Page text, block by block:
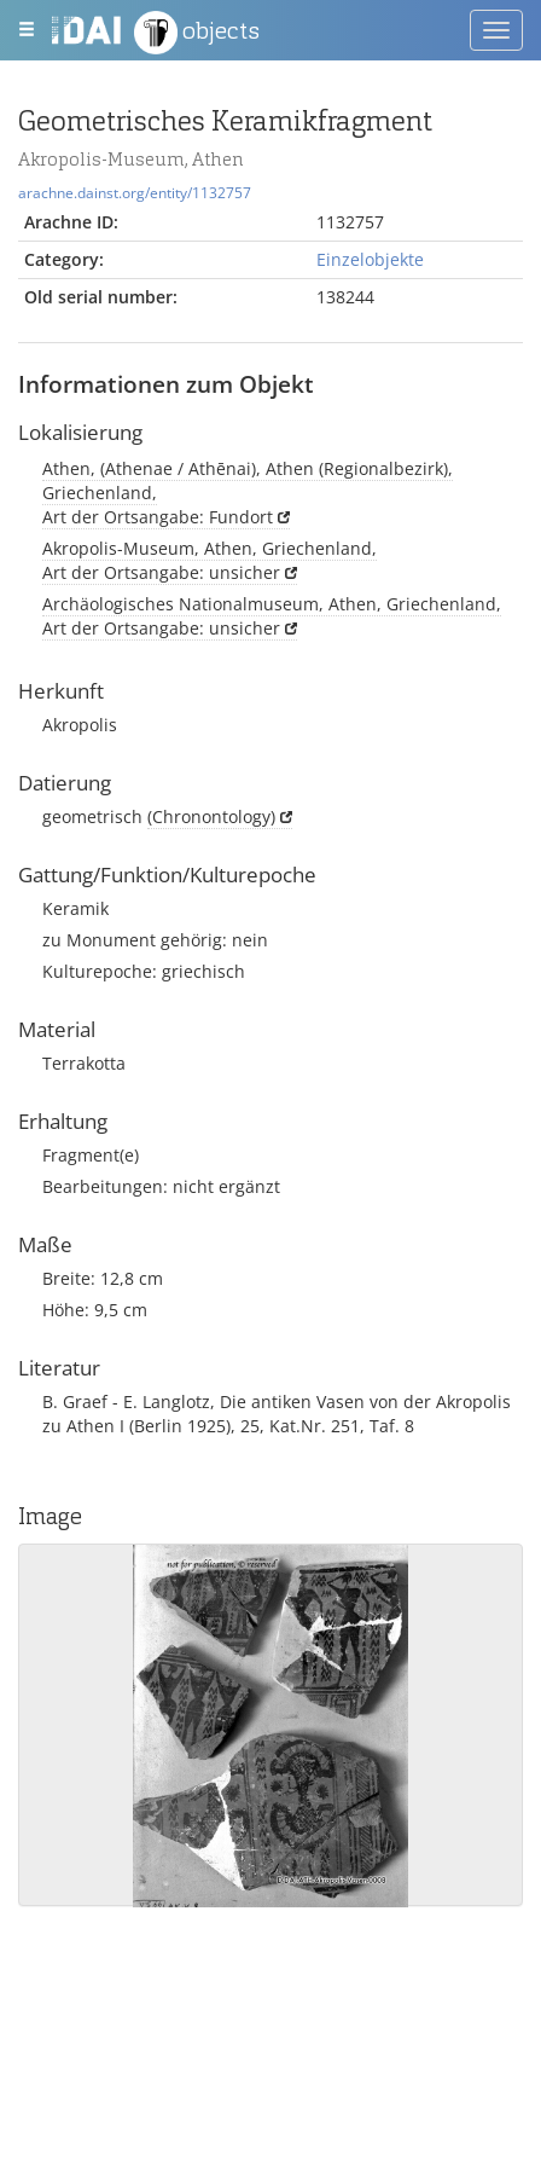
objects
Geometrisches Keramikfragment
Akropolis-Museum, Athen
arachne.dainst.org/entity/1132757
Arachne ID:
1132757
Category:
Einzelobjekte
Old serial number:
138244
Informationen zum Objekt
Lokalisierung
Athen, (Athenae / Athēnai), Athen (Regionalbezirk),
Griechenland,
Art der Ortsangabe: Fundort
Akropolis-Museum, Athen, Griechenland,
Art der Ortsangabe: unsicher
Archäologisches Nationalmuseum, Athen, Griechenland,
Art der Ortsangabe: unsicher
Herkunft
Akropolis
Datierung
geometrisch (Chronontology)
Gattung/Funktion/Kulturepoche
Keramik
zu Monument gehörig: nein
Kulturepoche: griechisch
Material
Terrakotta
Erhaltung
Fragment(e)
Bearbeitungen: nicht ergänzt
Maße
Breite: 12,8 cm
Höhe: 9,5 cm
Literatur
B. Graef - E. Langlotz, Die antiken Vasen von der Akropolis
zu Athen I (Berlin 1925), 25, Kat.Nr. 251, Taf. 8
Image